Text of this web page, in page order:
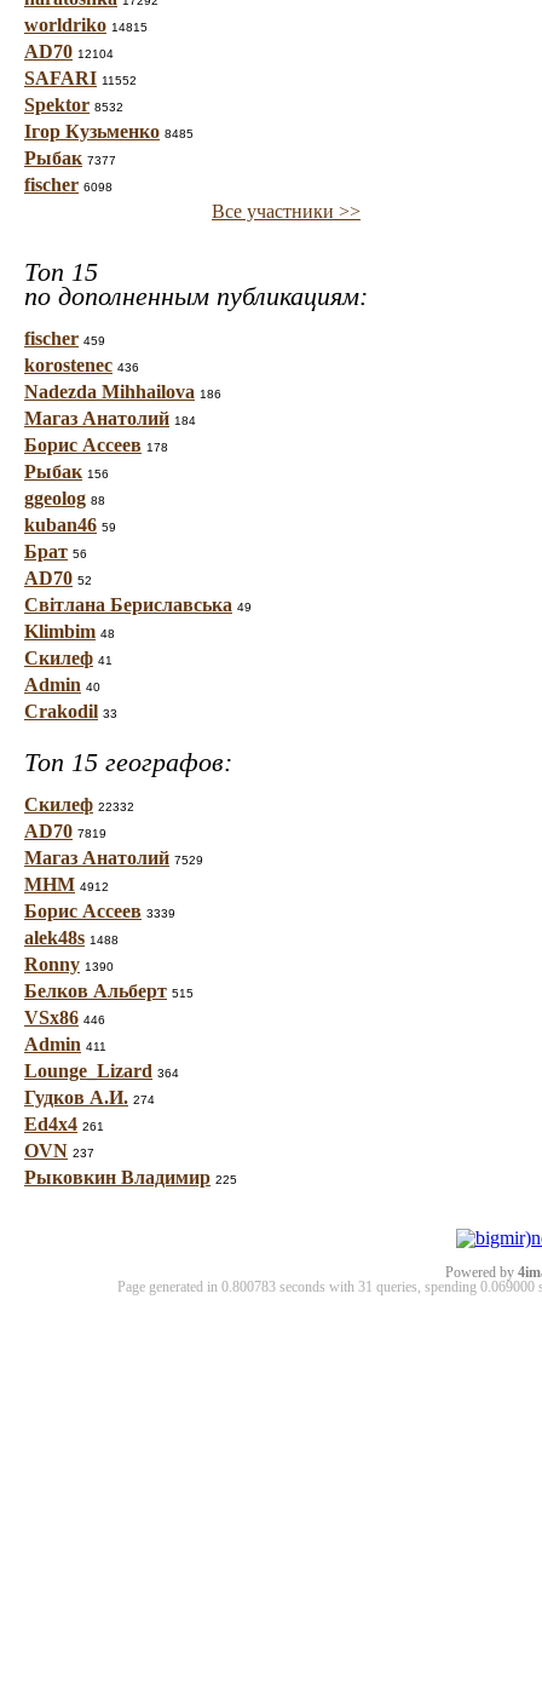
worldriko 14815
AD70 12104
SAFARI 11552
Spektor 8532
Ігор Кузьменко 8485
Рыбак 7377
fischer 6098
Все участники >>
Топ 15
по дополненным публикациям:
fischer 459
korostenec 436
Nadezda Mihhailova 186
Магаз Анатолий 184
Борис Ассеев 178
Рыбак 156
ggeolog 88
kuban46 59
Брат 56
AD70 52
Світлана Бериславська 49
Klimbim 48
Скилеф 41
Admin 40
Crakodil 33
Топ 15 географов:
Скилеф 22332
AD70 7819
Магаз Анатолий 7529
МНМ 4912
Борис Ассеев 3339
alek48s 1488
Ronny 1390
Белков Альберт 515
VSx86 446
Admin 411
Lounge_Lizard 364
Гудков А.И. 274
Ed4x4 261
OVN 237
Рыковкин Владимир 225
Powered by
Page generated in 0.800783 seconds with 31 queries, spending